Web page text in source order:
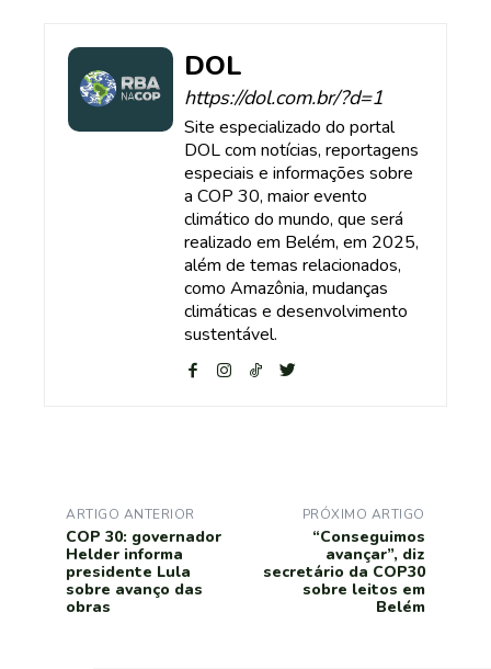
DOL
https://dol.com.br/?d=1
Site especializado do portal
DOL com notícias, reportagens
especiais e informações sobre
a COP 30, maior evento
climático do mundo, que será
realizado em Belém, em 2025,
além de temas relacionados,
como Amazônia, mudanças
climáticas e desenvolvimento
sustentável.
ARTIGO ANTERIOR
COP 30: governador
Helder informa
presidente Lula
sobre avanço das
obras
PRÓXIMO ARTIGO
“Conseguimos
avançar”, diz
secretário da COP30
sobre leitos em
Belém